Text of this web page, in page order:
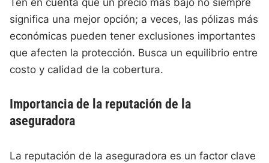
Ten en cuenta que un precio más bajo no siempre
significa una mejor opción; a veces, las pólizas más
económicas pueden tener exclusiones importantes
que afecten la protección. Busca un equilibrio entre
costo y calidad de la cobertura.
Importancia de la reputación de la
aseguradora
La reputación de la aseguradora es un factor clave